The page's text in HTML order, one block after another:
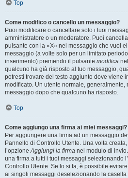
Top
Come modifico o cancello un messaggio?
Puoi modificare o cancellare solo i tuoi
amministratore o un moderatore. Puoi
pulsante con la «X» nel messaggio che vuoi
messaggio (a volte solo per un limitato
inserimento) premendo il pulsante modifica
qualcuno ha già risposto al tuo messaggio,
potresti trovare del testo aggiunto dove viene
modificato. Un utente normale, generalmente,
messaggio dopo che qualcuno ha risposto.
Top
Come aggiungo una firma ai miei messaggi?
Per aggiungere una firma ad un messaggio
Pannello di Controllo Utente. Una volta
l’opzioneAggiungi la firma nel modulo di
una firma a tutti i tuoi messaggi selezionando
Controllo Utente. Se lo si fa, è possibile
ai singoli messaggi deselezionando la